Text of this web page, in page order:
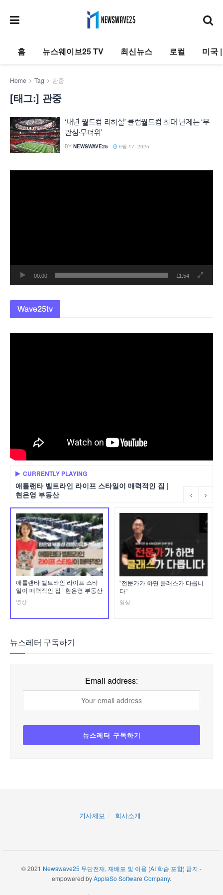
홈 뉴스웨이브25 TV 최신뉴스 로컬 미국
Home Tag 관중
[태그:] 관중
‘내년 월드컵 리허설’ 클럽월드컵 최대 난제는 ‘무
관심·무더위’
BY NEWSWAVE25 6월 17, 2025
00:00 11:54
Wave25tv
CURRENTLY PLAYING
애틀랜타 벨트라인 라이프 스타일이 매력적인 집 |
현은영 부동산
애틀랜타 벨트라인 라이프 스타
일이 매력적인 집 | 현은영 부동산
영상
“전문가가 하면 클래스가 다릅니
다”
영상
뉴스레터 구독하기
Email address:
기사제보 회사소개
© 2021 Newswave25 무단전재, 재배포 및 이용 (AI 학습 포함) 금지 -
empowered byApplaSo Software Company.